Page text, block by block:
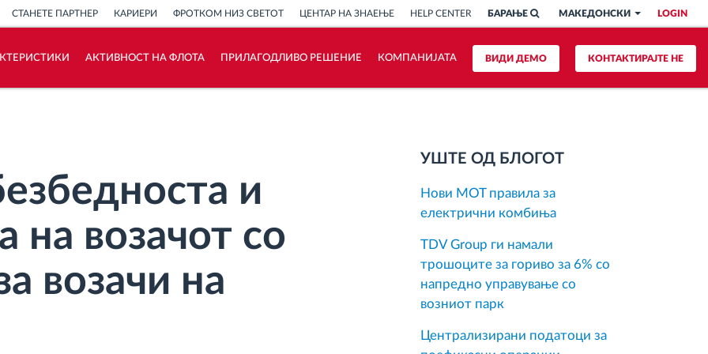
LOGIN
МАКЕДОНСКИ
БАРАЊЕ
СТАНЕТЕ ПАРТНЕР КАРИЕРИ ФРОТКОМ НИЗ СВЕТОТ ЦЕНТАР НА ЗНАЕЊЕ HELP CENTER
КОНТАКТИРАЈТЕ НЕ
ВИДИ ДЕМО
АКТИВНОСТ НА ФЛОТА ПРИЛАГОДЛИВО РЕШЕНИЕ КОМПАНИЈАТА
и
на возачот со
возачи на
УШТЕ ОД БЛОГОТ
Нови MOT правила за
електрични комбиња
TDV Group ги намали
трошоците за гориво за 6% со
напредно управување со
возниот парк
Централизирани податоци за